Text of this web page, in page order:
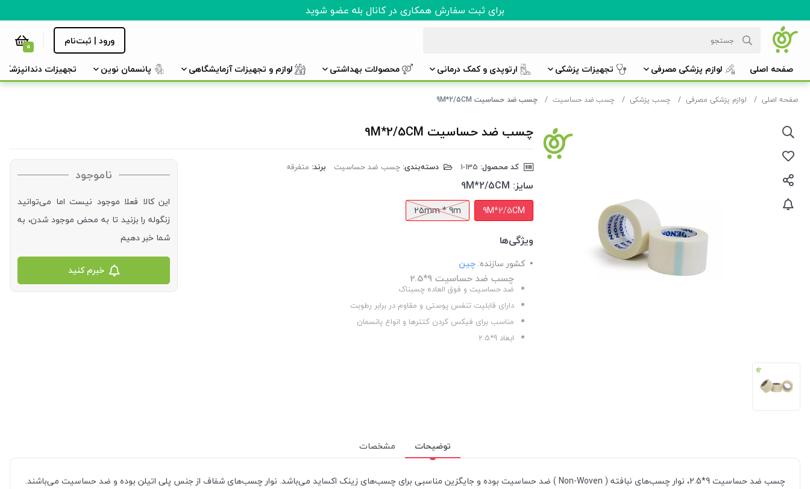
برای ثبت سفارش همکاری در کانال بله عضو شوید
ورود | ثبت‌نام 0
صفحه اصلی لوازم پزشکی مصرفی تجهیزات پزشکی ارتوپدی و کمک درمانی محصولات بهداشتی لوازم و تجهیزات آزمایشگاهی پانسمان نوین تجهیزات دندانپزشکی
صفحه اصلی لوازم پزشکی مصرفی چسب پزشکی چسب ضد حساسیت چسب ضد حساسیت 9M*2/5CM
چسب ضد حساسیت 9M*2/5CM
کد محصول: دسته‌بندی: چسب ضد حساسیت برند: متفرقه
سایز: 9M*2/5CM
9M*2/5CM
25mm * 9m
ویژگی‌ها
کشور سازنده: چین
چسب ضد حساسیت 9*2.5
ضد حساسیت و فوق العاده چسبناک
دارای قابلیت تنفس پوستی و مقاوم در برابر رطوبت
مناسب برای فیکس کردن کتترها و انواع پانسمان
ابعاد 9*2.5
ناموجود
این کالا فعلا موجود نیست اما می‌توانید
زنگوله را بزنید تا به محض موجود شدن، به
شما خبر دهیم
خبرم کنید
توضیحات مشخصات
چسب ضد حساسیت 9*2.5، نوار چسب‌های نبافته ( Non-Woven ) ضد حساسیت بوده و جایگزین مناسبی برای چسب‌های زینک اکساید می‌باشد. نوار چسب‌های شفاف از جنس پلی اتیلن بوده و ضد حساسیت می‌باشند.